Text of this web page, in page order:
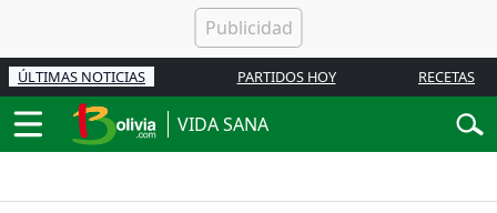
ÚLTIMAS NOTICIAS PARTIDOS HOY RECETAS
VIDA SANA